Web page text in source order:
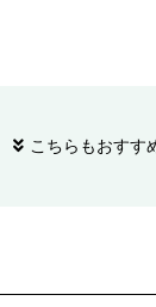
こちらもおすす